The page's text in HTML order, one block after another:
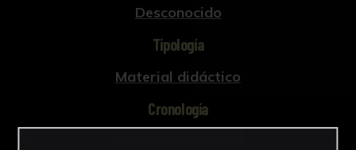
Desconocido
Tipología
Material didáctico
Cronología